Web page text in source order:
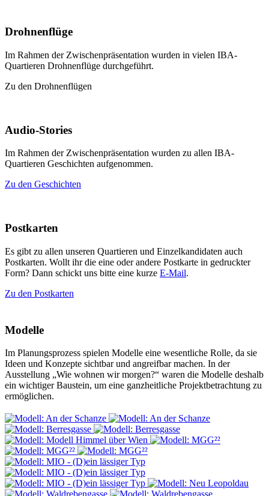
Drohnenflüge
Im Rahmen der Zwischenpräsentation wurden in vielen IBA-
Quartieren Drohnenflüge durchgeführt.
Zu den Drohnenflügen
Audio-Stories
Im Rahmen der Zwischenpräsentation wurden zu allen IBA-
Quartieren Geschichten aufgenommen.
Zu den Geschichten
Postkarten
Es gibt zu allen unseren Quartieren und Einzelkandidaten auch
Postkarten. Wollt ihr die eine oder andere Postkarte in gedruckter
Form? Dann schickt uns bitte eine kurze E-Mail.
Zu den Postkarten
Modelle
Im Planungsprozess spielen Modelle eine wesentliche Rolle, da sie
Ideen und Konzepte sichtbar und angreifbar machen. In der
Ausstellung „Wie wohnen wir morgen?“ waren die Modelle deshalb
ein wichtiger Baustein, um eine ganzheitliche Projektbetrachtung zu
ermöglichen.